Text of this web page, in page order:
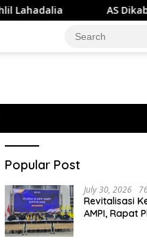
AS Dikabarkan
Popular Post
July 30, 2026
Revitalisasi
AMPI, Rapat